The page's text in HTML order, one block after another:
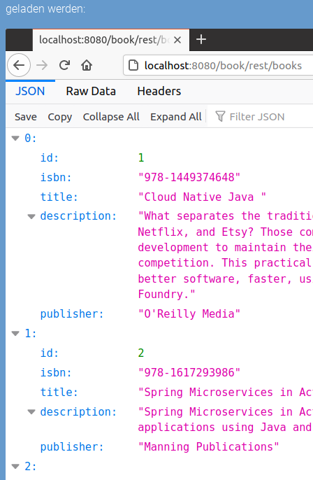
geladen werden: